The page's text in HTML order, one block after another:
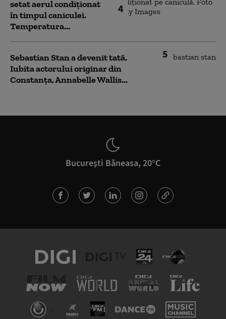
4
setat aerul condiționat
în timpul caniculei.
Temperatura...
5
Sebastian Stan a devenit tată.
Iubita actorului originar din
Constanța, Annabelle Wallis...
București Băneasa, 20°C